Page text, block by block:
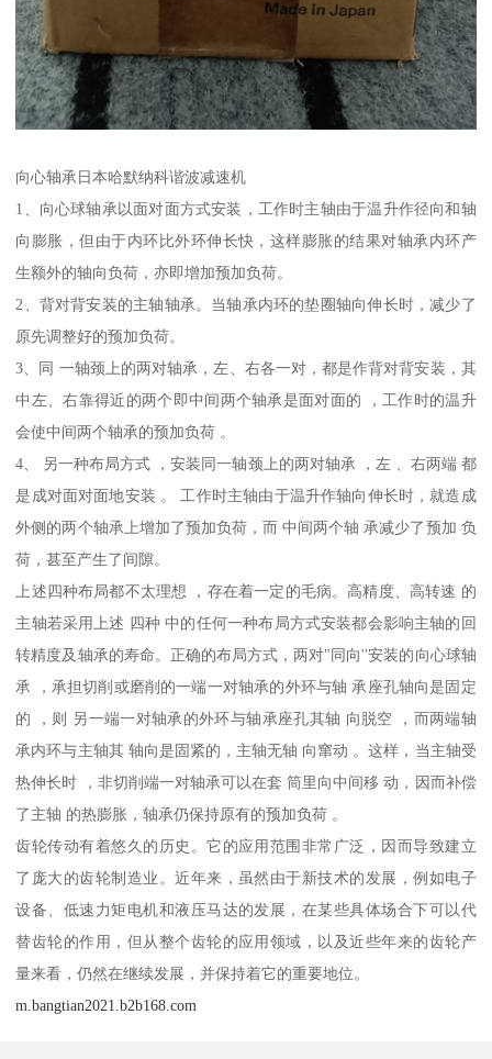
向心轴承日本哈默纳科谐波减速机
1、向心球轴承以面对面方式安装，工作时主轴由于温升作径向和轴
向膨胀，但由于内环比外环伸长快，这样膨胀的结果对轴承内环产
生额外的轴向负荷，亦即增加预加负荷。
2、背对背安装的主轴轴承。当轴承内环的垫圈轴向伸长时，减少了
原先调整好的预加负荷。
3、同 一轴颈上的两对轴承，左、右各一对，都是作背对背安装，其
中左、右靠得近的两个即中间两个轴承是面对面的 ，工作时的温升
会使中间两个轴承的预加负荷 。
4、 另一种布局方式 ，安装同一轴颈上的两对轴承 ，左 、右两端 都
是成对面对面地安装 。 工作时主轴由于温升作轴向伸长时，就造成
外侧的两个轴承上增加了预加负荷，而 中间两个轴 承减少了预加 负
荷，甚至产生了间隙。
上述四种布局都不太理想 ，存在着一定的毛病。高精度、高转速 的
主轴若采用上述 四种 中的任何一种布局方式安装都会影响主轴的回
转精度及轴承的寿命。正确的布局方式，两对"同向''安装的向心球轴
承 ，承担切削或磨削的一端一对轴承的外环与轴 承座孔轴向是固定
的 ，则 另一端一对轴承的外环与轴承座孔其轴 向脱空 ，而两端轴
承内环与主轴其 轴向是固紧的，主轴无轴 向窜动 。这样，当主轴受
热伸长时 ，非切削端一对轴承可以在套 筒里向中间移 动，因而补偿
了主轴 的热膨胀，轴承仍保持原有的预加负荷 。
齿轮传动有着悠久的历史。它的应用范围非常广泛，因而导致建立
了庞大的齿轮制造业。近年来，虽然由于新技术的发展，例如电子
设备、低速力矩电机和液压马达的发展，在某些具体场合下可以代
替齿轮的作用，但从整个齿轮的应用领域，以及近些年来的齿轮产
量来看，仍然在继续发展，并保持着它的重要地位。
m.bangtian2021.b2b168.com